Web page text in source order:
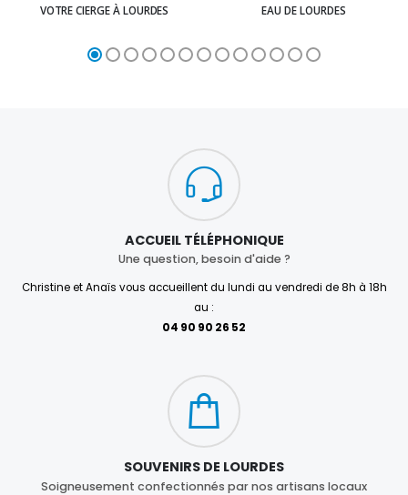
VOTRE CIERGE À LOURDES EAU DE LOURDES
ACCUEIL TÉLÉPHONIQUE
Une question, besoin d'aide ?
Christine et Anaïs vous accueillent du lundi au vendredi de 8h à 18h
au :
04 90 90 26 52
SOUVENIRS DE LOURDES
Soigneusement confectionnés par nos artisans locaux